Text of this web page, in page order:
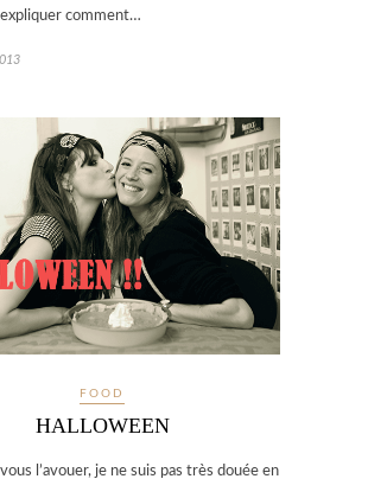
expliquer comment…
FOOD
HALLOWEEN
l’avouer, je ne suis pas très douée en